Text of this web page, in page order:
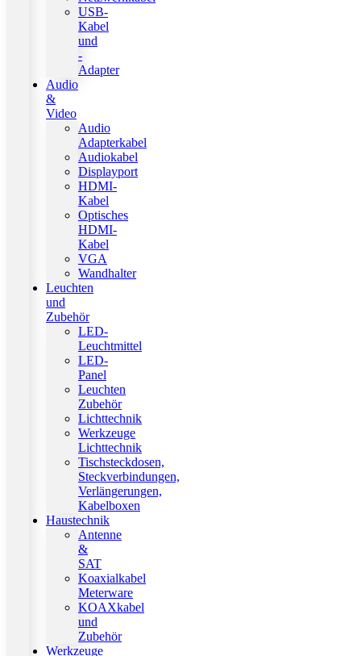
USB-
Kabel
und
-
Adapter
Audio
&
Video
Audio
Adapterkabel
Audiokabel
Displayport
HDMI-
Kabel
Optisches
HDMI-
Kabel
VGA
Wandhalter
Leuchten
und
Zubehör
LED-
Leuchtmittel
LED-
Panel
Leuchten
Zubehör
Lichttechnik
Werkzeuge
Lichttechnik
Tischsteckdosen,
Steckverbindungen,
Verlängerungen,
Kabelboxen
Haustechnik
Antenne
&
SAT
Koaxialkabel
Meterware
KOAXkabel
und
Zubehör
Werkzeuge